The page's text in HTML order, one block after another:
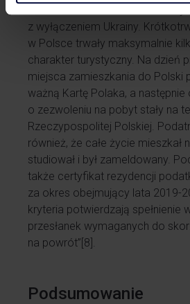
z wyłączeniem Ukrainy.
w Polsce trwały maksymalnie
charakter turystyczny. Na dzień
miejsca zamieszkania do Polski
ważną Kartę Polaka, a następnie
o zezwoleniu na pobyt stały na
Rzeczypospolitej Polskiej.
również, że całe życie mieszkał
studiował i był zameldowany.
także certyfikat rezydencji
za okres obejmujący lata 2019-
kryteria potwierdzają spełnienie
przesłanek wymaganych do
na powrót”[8].
Podsumowanie